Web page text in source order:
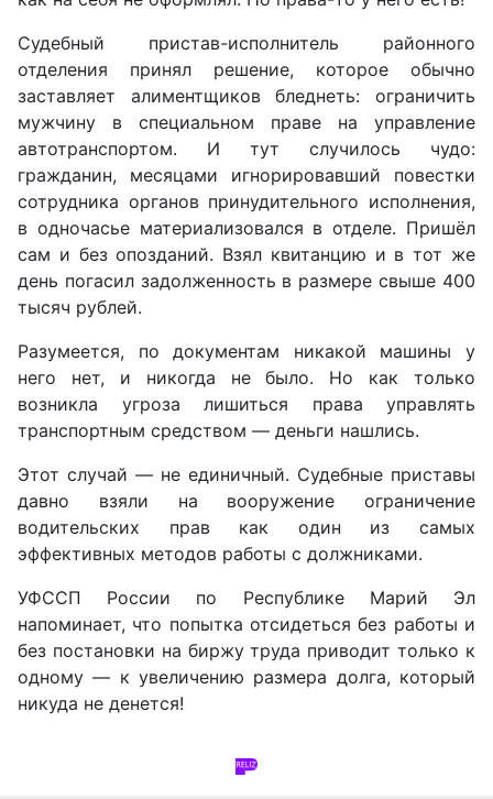
Судебный пристав-исполнитель районного
отделения принял решение, которое обычно
заставляет алиментщиков бледнеть: ограничить
мужчину в специальном праве на управление
автотранспортом. И тут случилось чудо:
гражданин, месяцами игнорировавший повестки
сотрудника органов принудительного исполнения,
в одночасье материализовался в отделе. Пришёл
сам и без опозданий. Взял квитанцию и в тот же
день погасил задолженность в размере свыше 400
тысяч рублей.
Разумеется, по документам никакой машины у
него нет, и никогда не было. Но как только
возникла угроза лишиться права управлять
транспортным средством — деньги нашлись.
Этот случай — не единичный. Судебные приставы
давно взяли на вооружение ограничение
водительских прав как один из самых
эффективных методов работы с должниками.
УФССП России по Республике Марий Эл
напоминает, что попытка отсидеться без работы и
без постановки на биржу труда приводит только к
одному — к увеличению размера долга, который
никуда не денется!